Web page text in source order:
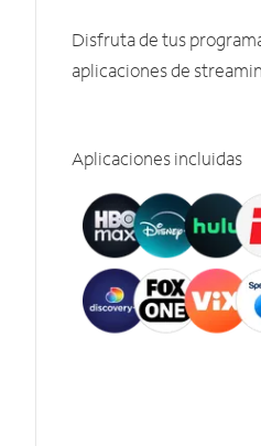
Disfruta de tus
aplicaciones de
Aplicaciones incluidas